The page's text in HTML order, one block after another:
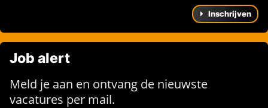
Inschrijven
Job alert
Meld je aan en ontvang de nieuwste
vacatures per mail.